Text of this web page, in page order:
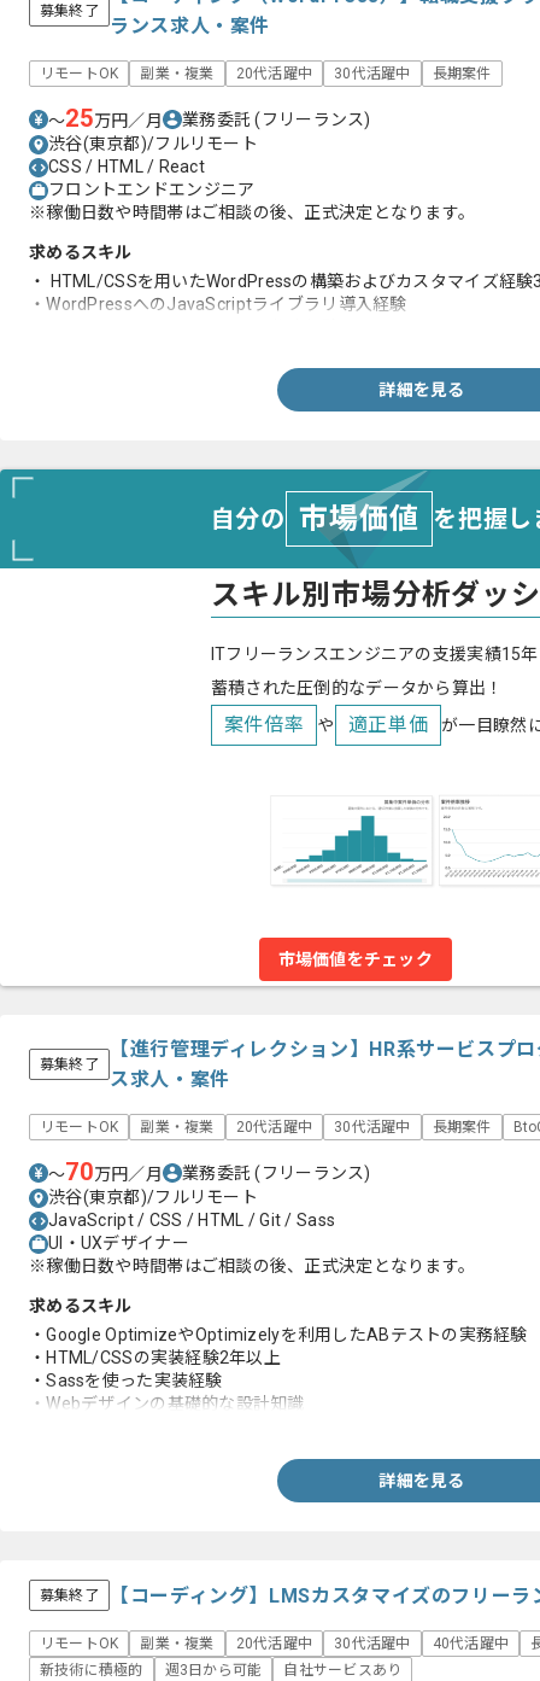
募集終了
ランス求人・案件
リモートOK 副業・複業 20代活躍中 30代活躍中 長期案件
〜25万円／月 業務委託(フリーランス)
渋谷(東京都)/フルリモート
CSS / HTML / React
フロントエンドエンジニア
※稼働日数や時間帯はご相談の後、正式決定となります。
求めるスキル
・ HTML/CSSを用いたWordPressの構築およびカスタマイズ経験
・WordPressへのJavaScriptライブラリ導入経験
詳細を見る
自分の 市場価値 を把握
スキル別市場分析ダッ
ITフリーランスエンジニアの支援実績15
蓄積された圧倒的なデータから算出！
案件倍率 や 適正単価 が一目瞭然
市場価値をチェック
募集終了
【進行管理ディレクション】HR系サービスプ
ス求人・案件
リモートOK 副業・複業 20代活躍中 30代活躍中 長期案件
〜70万円／月 業務委託(フリーランス)
渋谷(東京都)/フルリモート
JavaScript / CSS / HTML / Git / Sass
UI・UXデザイナー
※稼働日数や時間帯はご相談の後、正式決定となります。
求めるスキル
・Google OptimizeやOptimizelyを利用したABテストの実務経験
・HTML/CSSの実装経験2年以上
・Sassを使った実装経験
・Webデザインの基礎的な設計知識
詳細を見る
募集終了 【コーディング】LMSカスタマイズのフリー
リモートOK 副業・複業 20代活躍中 30代活躍中 40代活躍中
新技術に積極的
週3日から可能 自社サービスあり